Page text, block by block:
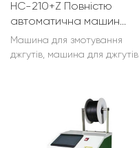
HC-210+Z Повністю
автоматична машина
для змотування
дроту/кабельних
Машина для змотування
джгутів, машина для джгутів
позиціонування у
високоякісній упаковці
виробників дротяної
продукції, для USB / AC / DC